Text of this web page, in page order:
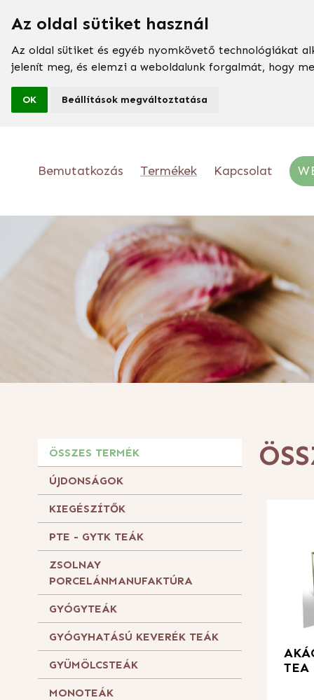
Az oldal sütiket használ
Az oldal sütiket és egyéb nyomkövető technológiákat
jelenít meg, és elemzi a weboldalunk forgalmát, hogy
OK Beállítások megváltoztatása
Bemutatkozás Termékek Kapcsolat
ÖSSZES TERMÉK
ÚJDONSÁGOK
KIEGÉSZÍTŐK
PTE - GYTK TEÁK
ZSOLNAY
PORCELÁNMANUFAKTÚRA
GYÓGYTEÁK
GYÓGYHATÁSÚ KEVERÉK TEÁK
GYÜMÖLCSTEÁK
MONOTEÁK
TEA